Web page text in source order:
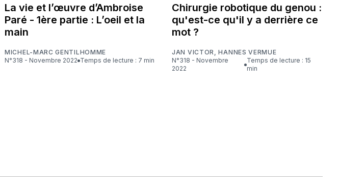
La vie et l’œuvre d’Ambroise
Paré - 1ère partie : L’oeil et la
main
MICHEL-MARC GENTILHOMME
N°318 - Novembre 2022
Temps de lecture : 7 min
Chirurgie robotique du genou :
qu'est-ce qu'il y a derrière ce
mot ?
JAN VICTOR,HANNES VERMUE
N°318 - Novembre
2022
Temps de lecture : 15
min